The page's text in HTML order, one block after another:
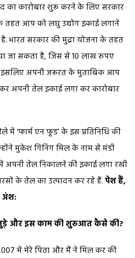
का कारोबार शुरू करने के लिए सरकार
आप को लघु उद्योग इकाई लगाने
भारत सरकार की मुद्रा योजना के तहत
जा सकता है, जिस से 10 लाख रुपए
अपनी जरूरत के मुताबिक आप
अपनी तेल इकाई लगा कर कारोबार
‘फार्म एन फूड’ के इस प्रतिनिधि की
मुकेश गिनिंग मिल के नाम से मंडी
अपनी तेल निकालने की इकाई लगा रखी
के तेल का उत्पादन कर रहे हैं.पेश हैं,
अंश:
और इस काम की शुरुआत कैसे की?
में मेरे पिता और मैं ने मिल कर की